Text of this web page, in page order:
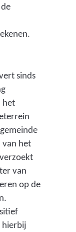
s
i
e
s
sinds
het
van het
van
op de
hierbij